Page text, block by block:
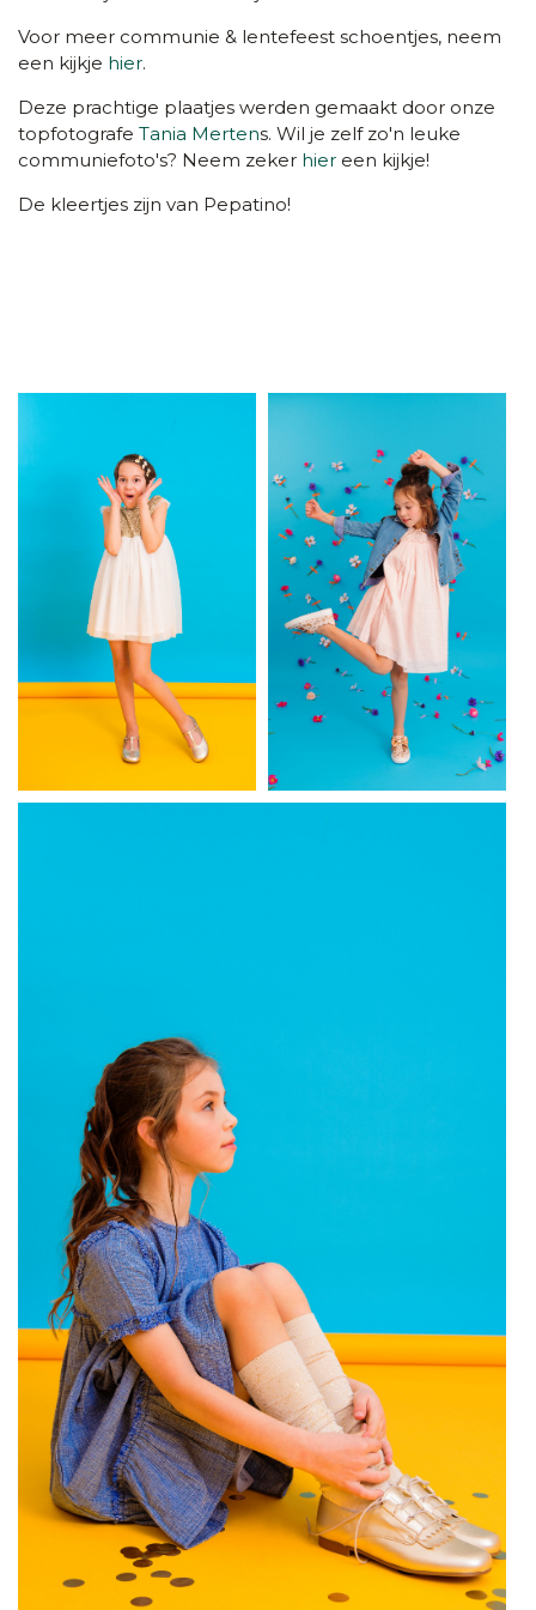
Voor meer communie & lentefeest schoentjes, neem
een kijkje hier.
Deze prachtige plaatjes werden gemaakt door onze
topfotografe Tania Mertens. Wil je zelf zo'n leuke
communiefoto's? Neem zeker hier een kijkje!
De kleertjes zijn van Pepatino!